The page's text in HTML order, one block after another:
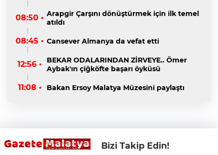
08:50 • Arapgir Çarşını dönüştürmek için ilk temel
atıldı
08:45 • Cansever Almanya da vefat etti
12:56 •
BEKAR ODALARINDAN ZİRVEYE.. Ömer
Aybak'ın çiğköfte başarı öyküsü
11:08 • Bakan Ersoy Malatya Müzesini paylaştı
Bizi Takip Edin!